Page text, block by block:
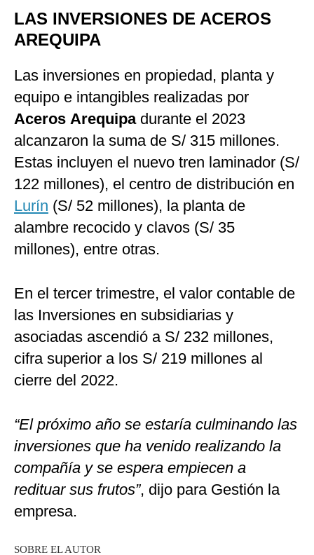
LAS INVERSIONES DE ACEROS
AREQUIPA
Las inversiones en propiedad, planta y
equipo e intangibles realizadas por
Aceros Arequipadurante el 2023
alcanzaron la suma de S/ 315 millones.
Estas incluyen el nuevo tren laminador (S/
122 millones), el centro de distribución en
Lurín (S/ 52 millones), la planta de
alambre recocido y clavos (S/ 35
millones), entre otras.
En el tercer trimestre, el valor contable de
las Inversiones en subsidiarias y
asociadas ascendió a S/ 232 millones,
cifra superior a los S/ 219 millones al
cierre del 2022.
“El próximo año se estaría culminando las
inversiones que ha venido realizando la
compañía y se espera empiecen a
redituar sus frutos”, dijo para Gestión la
empresa.
SOBRE EL AUTOR